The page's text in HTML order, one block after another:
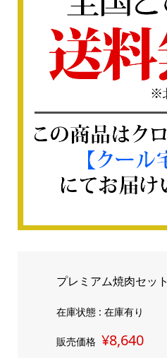
プレミアム焼肉セット
在庫状態 : 在庫有り
販売価格 ¥8,640